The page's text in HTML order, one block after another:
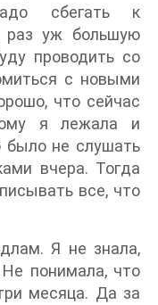
сбегать к
раз уж большую
проводить со
с новыми
что сейчас
я лежала и
было не слушать
вчера. Тогда
все, что
Я не знала,
понимала, что
месяца. Да за